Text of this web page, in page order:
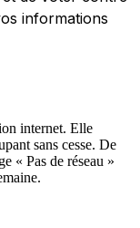
informations